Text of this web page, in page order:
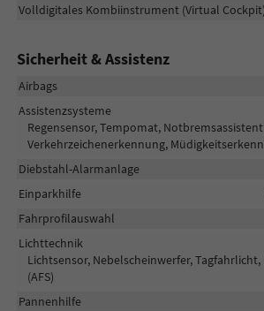
Volldigitales Kombiinstrument (Virtual Cockpit)
Sicherheit & Assistenz
Airbags
Assistenzsysteme
Regensensor, Tempomat,
Verkehrzeichenerkennung,
Diebstahl-Alarmanlage
Einparkhilfe
Fahrprofilauswahl
Lichttechnik
Lichtsensor, Nebelscheinwerfer,
(AFS)
Pannenhilfe